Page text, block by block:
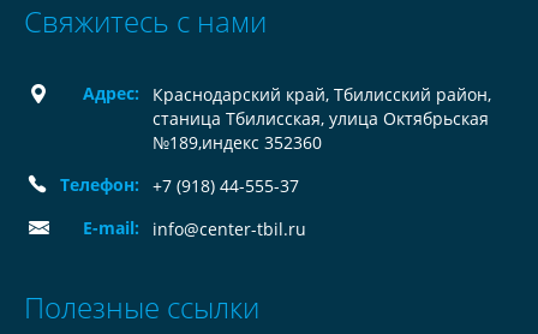
Свяжитесь с нами
Адрес:
Краснодарский край, Тбилисский район,
станица Тбилисская, улица Октябрьская
№189,индекс 352360
Телефон:
+7 (918) 44-555-37
E-mail:
info@center-tbil.ru
Полезные ссылки